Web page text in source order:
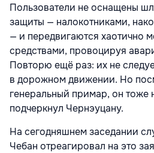
Пользователи не оснащены
защиты — налокотниками,
— и передвигаются хаотично
средствами, провоцируя
Повторю ещё раз: их не
в дорожном движении. Но
генеральный примар, он тоже
подчеркнул Чернэуцану.
На сегодняшнем заседании
Чебан отреагировал на это